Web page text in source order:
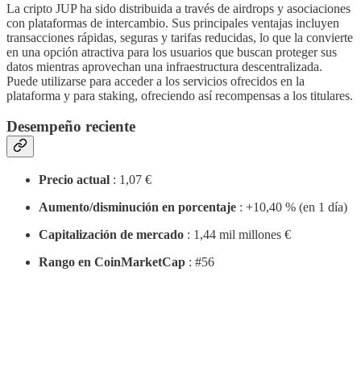
La cripto JUP ha sido distribuida a través de airdrops y asociaciones
con plataformas de intercambio. Sus principales ventajas incluyen
transacciones rápidas, seguras y tarifas reducidas, lo que la convierte
en una opción atractiva para los usuarios que buscan proteger sus
datos mientras aprovechan una infraestructura descentralizada.
Puede utilizarse para acceder a los servicios ofrecidos en la
plataforma y para staking, ofreciendo así recompensas a los titulares.
Desempeño reciente
Precio actual : 1,07 €
Aumento/disminución en porcentaje : +10,40 % (en 1 día)
Capitalización de mercado : 1,44 mil millones €
Rango en CoinMarketCap : #56